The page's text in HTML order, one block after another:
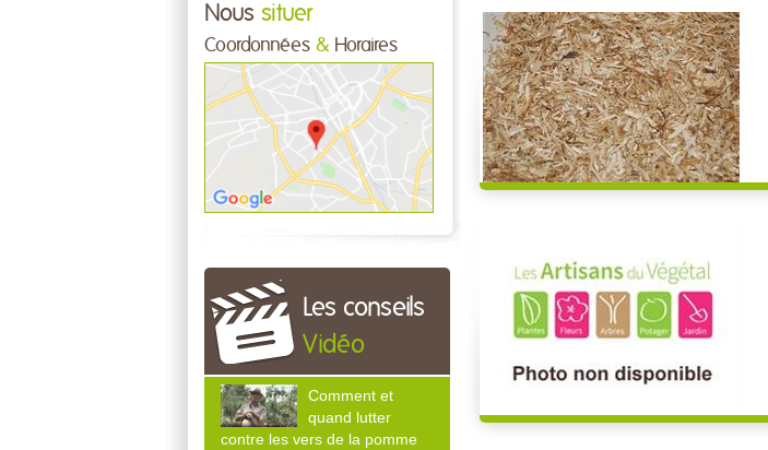
Nous situer
Coordonnées & Horaires
Les conseils
Vidéo
Comment et
quand lutter
contre les vers de la pomme